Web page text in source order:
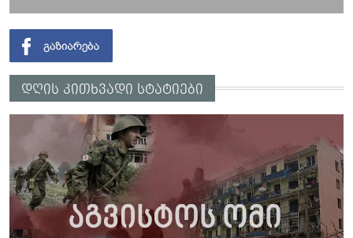
დღის კითხვადი სტატიები